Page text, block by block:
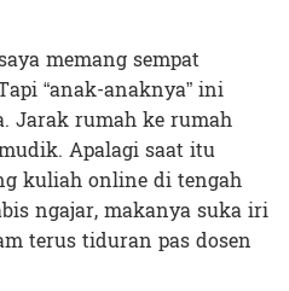
memang sempat
“anak-anaknya” ini
Jarak rumah ke rumah
Apalagi saat itu
kuliah online di tengah
ngajar, makanya suka iri
terus tiduran pas dosen